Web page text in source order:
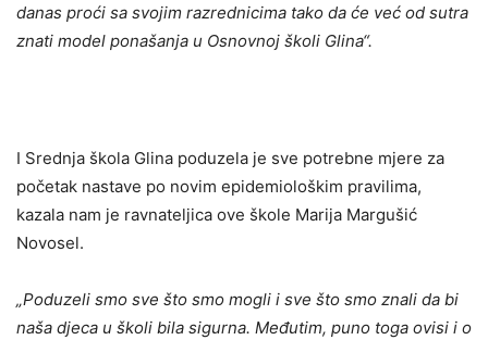
danas proći sa svojim razrednicima tako da će već od sutra
znati model ponašanja u Osnovnoj školi Glina“.
I Srednja škola Glina poduzela je sve potrebne mjere za
početak nastave po novim epidemiološkim pravilima,
kazala nam je ravnateljica ove škole Marija Margušić
Novosel.
„Poduzeli smo sve što smo mogli i sve što smo znali da bi
naša djeca u školi bila sigurna. Međutim, puno toga ovisi i o